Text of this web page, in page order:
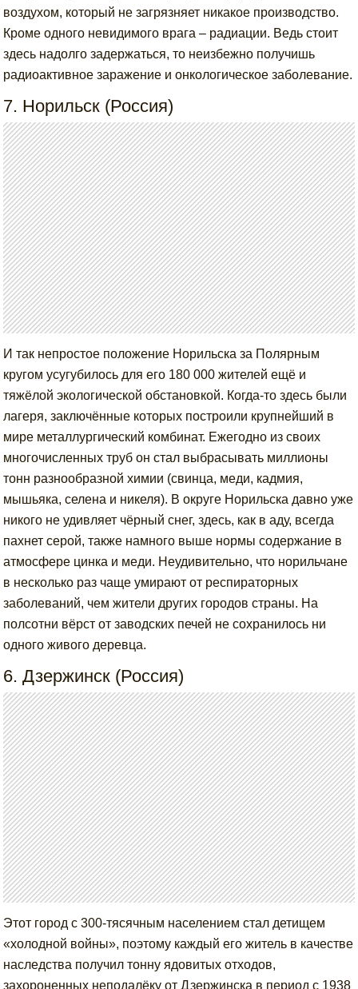
воздухом, который не загрязняет никакое производство.
Кроме одного невидимого врага – радиации. Ведь стоит
здесь надолго задержаться, то неизбежно получишь
радиоактивное заражение и онкологическое заболевание.
7. Норильск (Россия)
И так непростое положение Норильска за Полярным
кругом усугубилось для его 180 000 жителей ещё и
тяжёлой экологической обстановкой. Когда-то здесь были
лагеря, заключённые которых построили крупнейший в
мире металлургический комбинат. Ежегодно из своих
многочисленных труб он стал выбрасывать миллионы
тонн разнообразной химии (свинца, меди, кадмия,
мышьяка, селена и никеля). В округе Норильска давно уже
никого не удивляет чёрный снег, здесь, как в аду, всегда
пахнет серой, также намного выше нормы содержание в
атмосфере цинка и меди. Неудивительно, что норильчане
в несколько раз чаще умирают от респираторных
заболеваний, чем жители других городов страны. На
полсотни вёрст от заводских печей не сохранилось ни
одного живого деревца.
6. Дзержинск (Россия)
Этот город с 300-тясячным населением стал детищем
«холодной войны», поэтому каждый его житель в качестве
наследства получил тонну ядовитых отходов,
захороненных неподалёку от Дзержинска в период с 1938